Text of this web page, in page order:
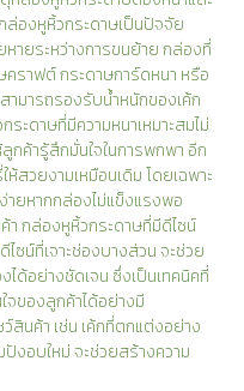
ล่องหูหิ้วกระดาษเป็นปัจจัย
ายระหว่างการขนย้าย กล่องที่
ราฟต์ กระดาษการ์ดหนา หรือ
ามารถรองรับน้ำหนักของเค้ก
ะดาษที่มีความหนาเหมาะสมไม่
กค้ารู้สึกมั่นใจในการพกพา อีก
สวยงามเหมือนเดิม โดยเฉพาะ
ายหากกล่องไม่แข็งแรงพอ
า กล่องหูหิ้วกระดาษที่มีดีไซน์
ซน์ที่เจาะช่องบางส่วน จะช่วย
ได้อย่างชัดเจน ซึ่งเป็นเทคนิคที่
จของลูกค้าได้อย่างมี
สินค้า เช่น เค้กที่ตกแต่งอย่าง
งอบใหม่ จะช่วยสร้างความ